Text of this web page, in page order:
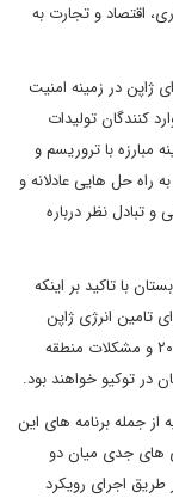
اقتصاد و تجارت به
ژاپن در زمینه امنیت
کنندگان تولیدات
مبارزه با تروریسم و
راه حل هایی عادلانه و
تبادل نظر درباره
با تاکید بر اینکه
تامین انرژی ژاپن
است، گفت: صلح جهانی، رویکرد عربستان برای سال ۲۰۳۰ و مشکلات منطقه
در توکیو خواهند بود.
از جمله برنامه های این
های جدی میان دو
اجرای رویکرد